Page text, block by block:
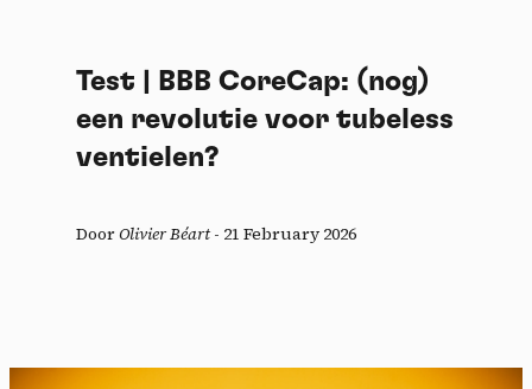
Test | BBB CoreCap: (nog)
een revolutie voor tubeless
ventielen?
DoorOlivier Béart- 21 February 2026